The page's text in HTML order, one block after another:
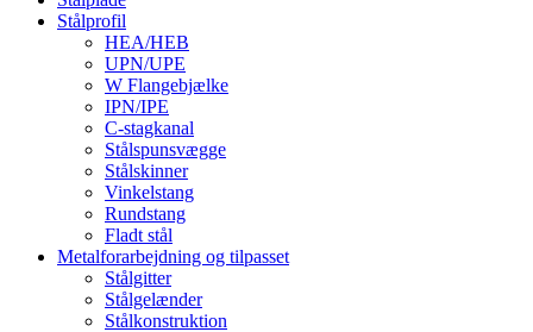
Stålprofil
HEA/HEB
UPN/UPE
W Flangebjælke
IPN/IPE
C-stagkanal
Stålspunsvægge
Stålskinner
Vinkelstang
Rundstang
Fladt stål
Metalforarbejdning og tilpasset
Stålgitter
Stålgelænder
Stålkonstruktion